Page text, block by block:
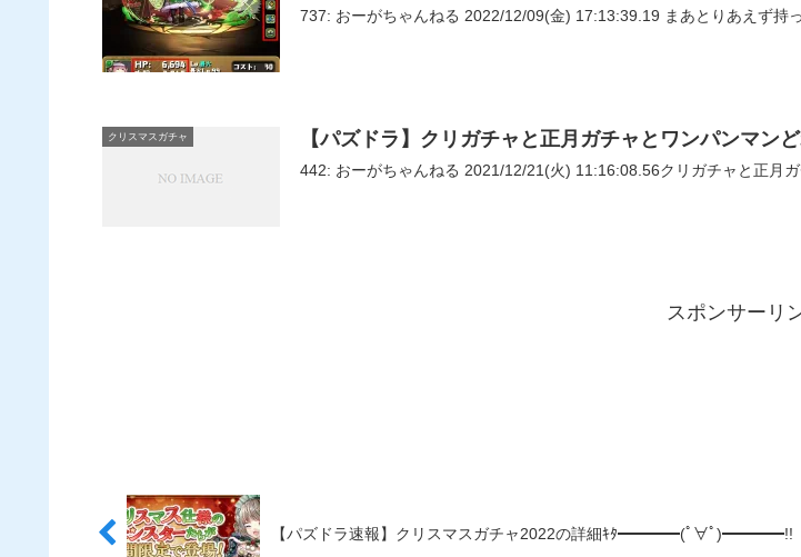
クリスマスガチャ 【パズドラ】クリガチャと正月ガチャとワンパンマン
442: おーがちゃんねる 2021/12/21(火) 11:16:08.56クリガチャと正月
スポンサーリ
【パズドラ速報】クリスマスガチャ2022の詳細ｷﾀ━━━━(ﾟ∀ﾟ)━━━━!!【